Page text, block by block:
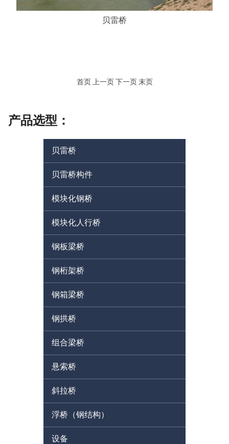
贝雷桥
首页 上一页 下一页 末页
产品选型：
贝雷桥
贝雷桥构件
模块化钢桥
模块化人行桥
钢板梁桥
钢桁架桥
钢箱梁桥
钢拱桥
组合梁桥
悬索桥
斜拉桥
浮桥（钢结构）
设备